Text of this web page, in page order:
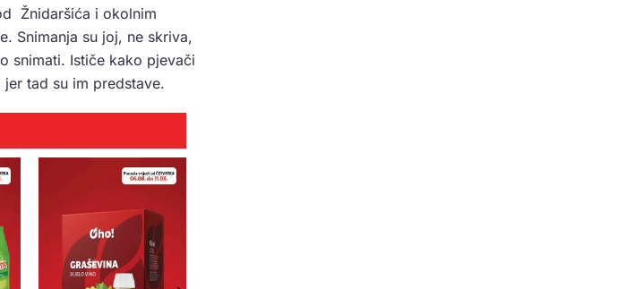
Žnidaršića i okolnim
Snimanja su joj, ne skriva,
snimati. Ističe kako pjevači
tad su im predstave.